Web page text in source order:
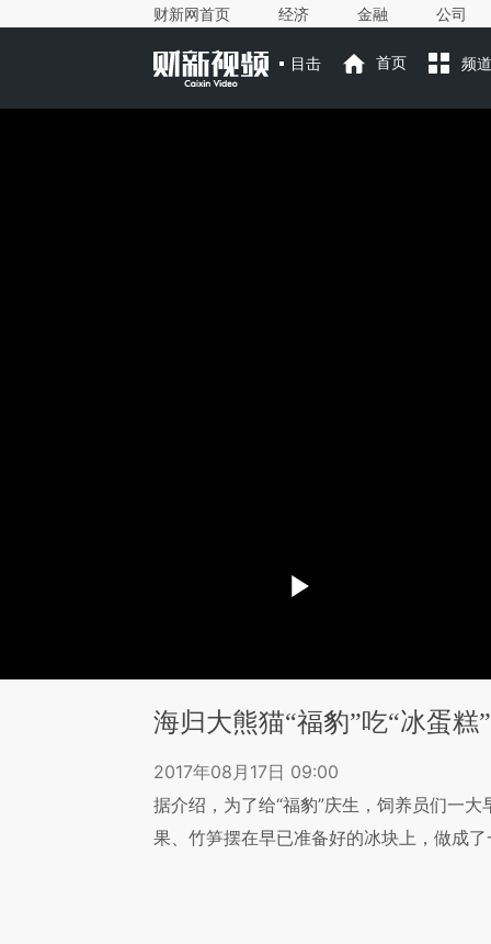
财新网首页 经济 金融 公司
目击 首页 频道
海归大熊猫“福豹”吃“冰蛋糕
2017年08月17日 09:00
据介绍，为了给“福豹”庆生，饲养员们一
果、竹笋摆在早已准备好的冰块上，做成了